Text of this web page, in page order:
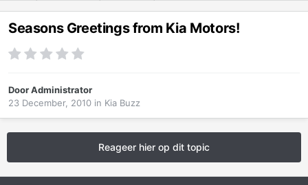
Seasons Greetings from Kia Motors!
DoorAdministrator
23 December, 2010 in Kia Buzz
Reageer hier op dit topic